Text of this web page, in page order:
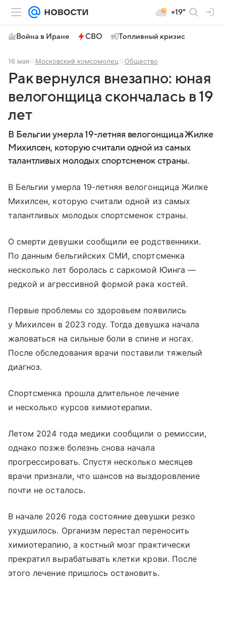
+19°
Война в Иране СВО Топливный кризис
16 мая Московский комсомолец Общество
Рак вернулся внезапно: юная
велогонщица скончалась в 19
лет
В Бельгии умерла 19-летняя велогонщица Жилке
Михилсен, которую считали одной из самых
талантливых молодых спортсменок страны.
В Бельгии умерла 19-летняя велогонщица Жилке
Михилсен, которую считали одной из самых
талантливых молодых спортсменок страны.
О смерти девушки сообщили ее родственники.
По данным бельгийских СМИ, спортсменка
несколько лет боролась с саркомой Юинга —
редкой и агрессивной формой рака костей.
Первые проблемы со здоровьем появились
у Михилсен в 2023 году. Тогда девушка начала
жаловаться на сильные боли в спине и ногах.
После обследования врачи поставили тяжелый
диагноз.
Спортсменка прошла длительное лечение
и несколько курсов химиотерапии.
Летом 2024 года медики сообщили о ремиссии,
однако позже болезнь снова начала
прогрессировать. Спустя несколько месяцев
врачи признали, что шансов на выздоровление
почти не осталось.
В начале 2026 года состояние девушки резко
ухудшилось. Организм перестал переносить
химиотерапию, а костный мозг практически
прекратил вырабатывать клетки крови. После
этого лечение пришлось остановить.